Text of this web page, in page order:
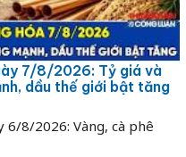
7/8/2026: Tỷ giá và
dầu thế giới bật tăng
6/8/2026: Vàng, cà phê